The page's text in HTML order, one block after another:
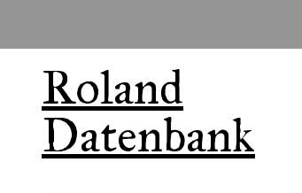
Roland
Datenbank